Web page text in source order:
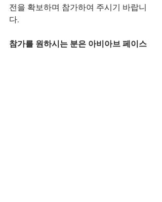
전을 확보하며 참가하여 주시기 바랍니
다.
참가를 원하시는 분은 아비아브 페이스